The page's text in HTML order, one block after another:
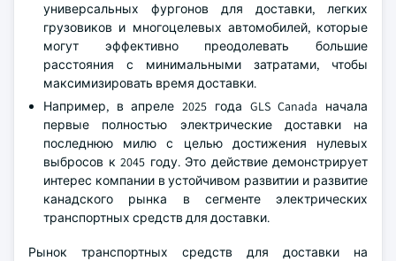
универсальных фургонов для доставки, легких
грузовиков и многоцелевых автомобилей, которые
могут эффективно преодолевать большие
расстояния с минимальными затратами, чтобы
максимизировать время доставки.
Например, в апреле 2025 года GLS Canada начала
первые полностью электрические доставки на
последнюю милю с целью достижения нулевых
выбросов к 2045 году. Это действие демонстрирует
интерес компании в устойчивом развитии и развитие
канадского рынка в сегменте электрических
транспортных средств для доставки.
Рынок транспортных средств для доставки на